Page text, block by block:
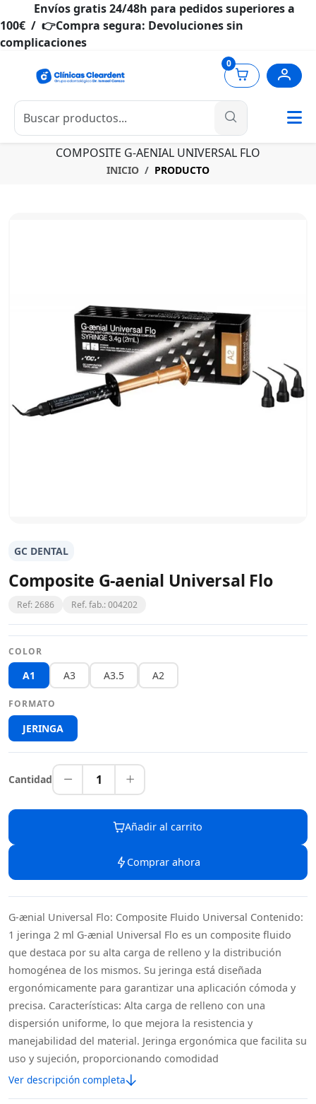
Envíos gratis 24/48h para pedidos superiores a
100€ / 👉Compra segura: Devoluciones sin
complicaciones
0
COMPOSITE G-AENIAL UNIVERSAL FLO
INICIO PRODUCTO
GC DENTAL
Composite G-aenial Universal Flo
Ref: 2686 Ref. fab.: 004202
COLOR
A1 A3 A3.5 A2
FORMATO
JERINGA
Cantidad 1
Añadir al carrito
Comprar ahora
G-ænial Universal Flo: Composite Fluido Universal Contenido:
1 jeringa 2 ml G-ænial Universal Flo es un composite fluido
que destaca por su alta carga de relleno y la distribución
homogénea de los mismos. Su jeringa está diseñada
ergonómicamente para garantizar una aplicación cómoda y
precisa. Características: Alta carga de relleno con una
dispersión uniforme, lo que mejora la resistencia y
manejabilidad del material. Jeringa ergonómica que facilita su
uso y sujeción, proporcionando comodidad
Ver descripción completa